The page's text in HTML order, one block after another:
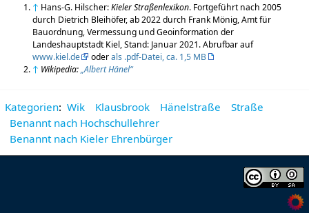
↑ Hans-G. Hilscher:Kieler Straßenlexikon. Fortgeführt nach 2005
durch Dietrich Bleihöfer, ab 2022 durch Frank Mönig, Amt für
Bauordnung, Vermessung und Geoinformation der
Landeshauptstadt Kiel, Stand: Januar 2021. Abrufbar auf
www.kiel.de
oderals .pdf-Datei, ca. 1,5 MB
↑ Wikipedia:„Albert Hänel“
Kategorien: Wik Klausbrook Hänelstraße
Straße
Benannt nach Hochschullehrer
Benannt nach Kieler Ehrenbürger